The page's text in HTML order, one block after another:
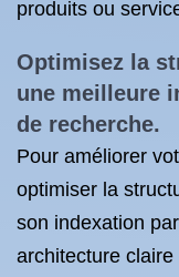
produits ou
Optimisez la
une meilleure
de recherche.
Pour améliorer
optimiser la
son indexation
architecture